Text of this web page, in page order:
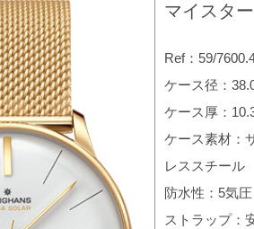
マイスタ
Ref：59/
ケース径：
ケース厚：
ケース素材：
レススチール
防水性：5気圧
ストラップ：